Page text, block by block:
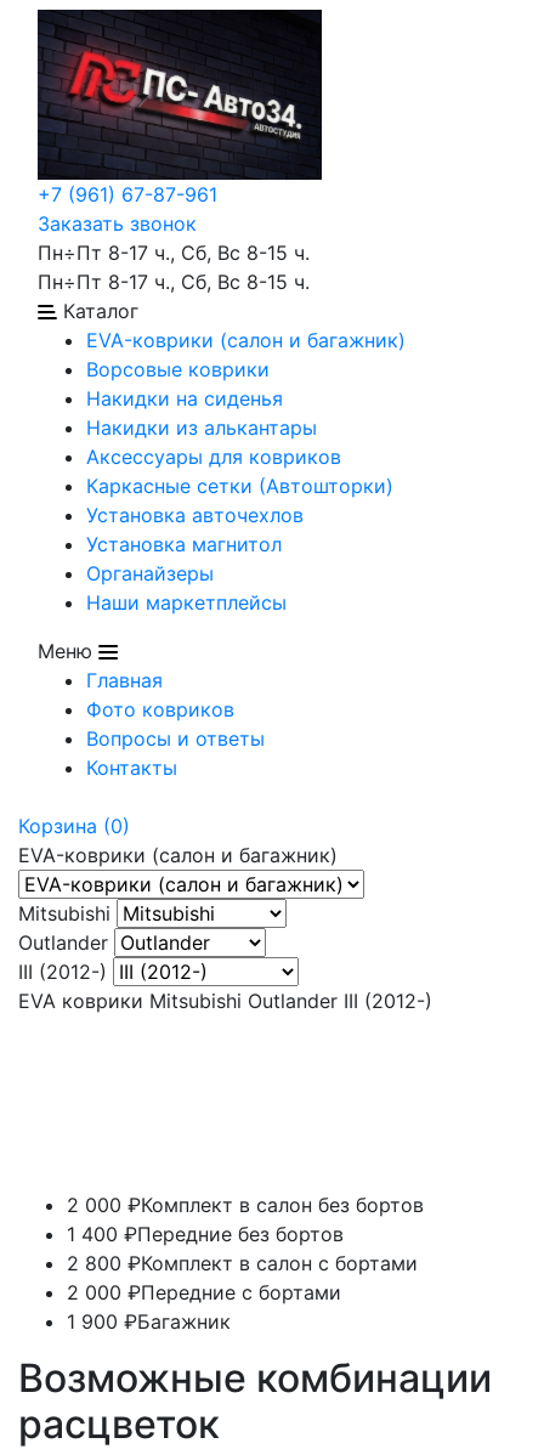
+7 (961) 67-87-961
Заказать звонок
Пн÷Пт 8-17 ч., Сб, Вс 8-15 ч.
Пн÷Пт 8-17 ч., Сб, Вс 8-15 ч.
Каталог
EVA-коврики (салон и багажник)
Ворсовые коврики
Накидки на сиденья
Накидки из алькантары
Аксессуары для ковриков
Каркасные сетки (Автошторки)
Установка авточехлов
Установка магнитол
Органайзеры
Наши маркетплейсы
Меню
Главная
Фото ковриков
Вопросы и ответы
Контакты
Корзина (0)
EVA-коврики (салон и багажник)
Mitsubishi
Outlander
III (2012-)
EVA коврики Mitsubishi Outlander III (2012-)
2 000 ₽Комплект в салон без бортов
1 400 ₽Передние без бортов
2 800 ₽Комплект в салон с бортами
2 000 ₽Передние с бортами
1 900 ₽Багажник
Возможные комбинации
расцветок